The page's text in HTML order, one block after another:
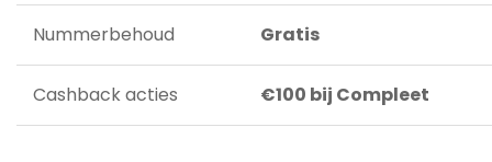
Nummerbehoud Gratis
Cashback acties €100 bij Compleet